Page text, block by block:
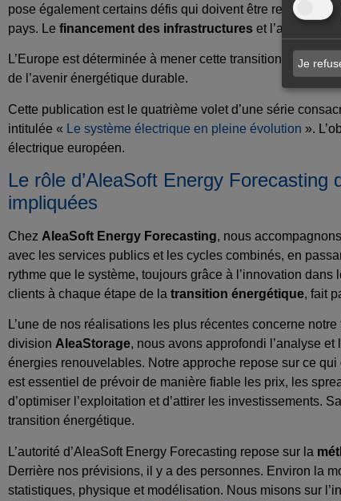
pose également certains défis qui doivent être relevés,
pays. Le financement des infrastructures et
L’Europe est déterminée à mener cette transition.
de l’avenir énergétique durable.
Cette publication est le quatrième volet d’une série
intitulée « Le système électrique en pleine évolution ».
électrique européen.
Le rôle d’AleaSoft Energy
impliquées
Chez AleaSoft Energy Forecasting, nous
avec les services publics et les cycles combinés, en
rythme que le système, toujours grâce à l’innovation
clients à chaque étape de la transition énergétique, fait
L’une de nos réalisations les plus récentes concerne
division AleaStorage, nous avons approfondi l’analyse
énergies renouvelables. Notre approche repose sur ce
est essentiel de prévoir de manière fiable les prix, les
d’optimiser l’exploitation et d’attirer les investissements.
transition énergétique.
L’autorité d’AleaSoft Energy Forecasting repose sur la
Derrière nos prévisions, il y a des personnes. Environ la
statistiques, physique et modélisation. Nous misons sur
Je